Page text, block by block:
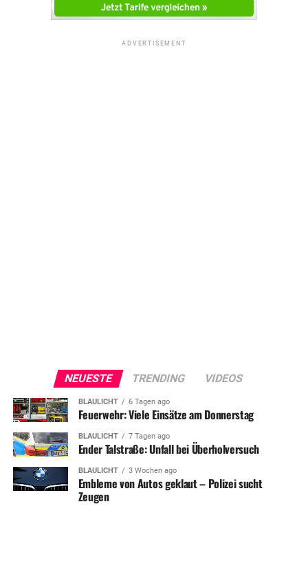
ADVERTISEMENT
NEUESTE TRENDING VIDEOS
BLAULICHT 6 Tagen ago
Feuerwehr: Viele Einsätze am Donnerstag
BLAULICHT 7 Tagen ago
Ender Talstraße: Unfall bei Überholversuch
BLAULICHT 3 Wochen ago
Embleme von Autos geklaut – Polizei sucht
Zeugen